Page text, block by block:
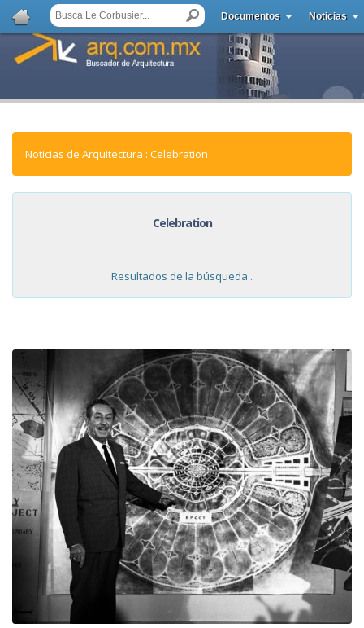
Documentos Noticias
Noticias de Arquitectura : Celebration
Celebration
Resultados de la búsqueda .